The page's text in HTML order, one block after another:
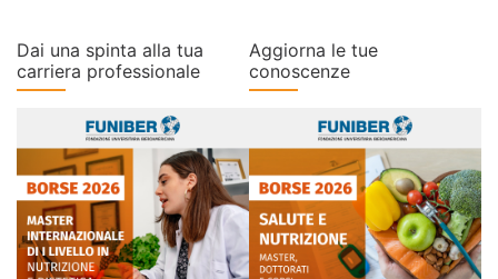
Dai una spinta alla tua
carriera professionale
Aggiorna le tue
conoscenze